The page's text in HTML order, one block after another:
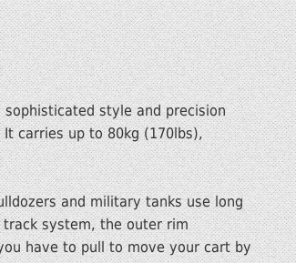
sophisticated style and precision
carries up to 80kg (170lbs),
and military tanks use long
track system, the outer rim
have to pull to move your cart by